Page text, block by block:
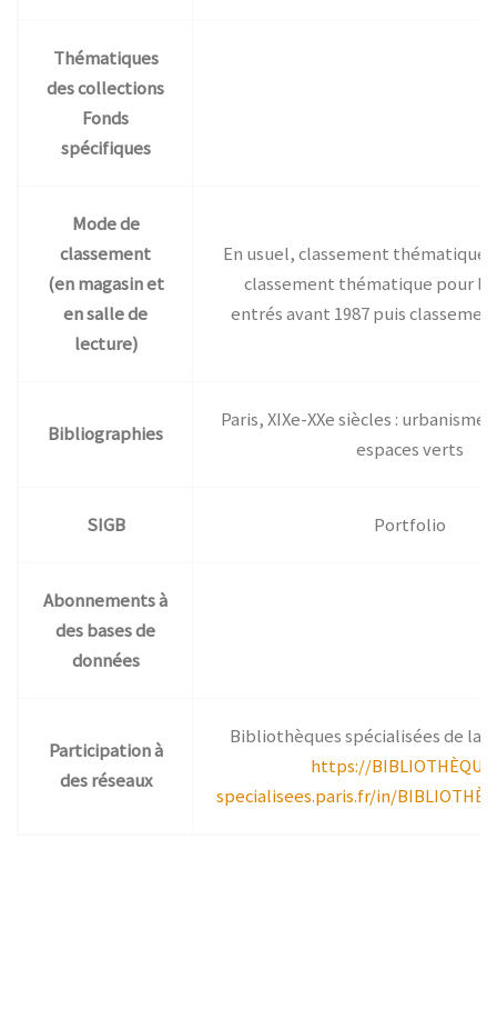
Thématiques
des collections
Fonds
spécifiques
Mode de
classement
(en magasin et
en salle de
lecture)
En usuel, classement thématique.
classement thématique pour
entrés avant 1987 puis
Bibliographies
Paris, XIXe-XXe siècles :
espaces verts
SIGB Portfolio
Abonnements à
des bases de
données
Participation à
des réseaux
Bibliothèques spécialisées de la
https://
specialisees.paris.fr/in/